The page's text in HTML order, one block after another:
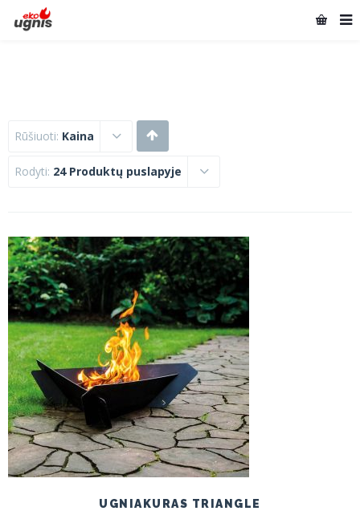
Rūšiuoti: Kaina
Rodyti: 24 Produktų puslapyje
UGNIAKURAS TRIANGLE